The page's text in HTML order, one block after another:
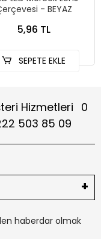
- BEYAZ
5,96 TL
SEPETE EKLE
Hizmetleri
0
503 85 09
haberdar olmak